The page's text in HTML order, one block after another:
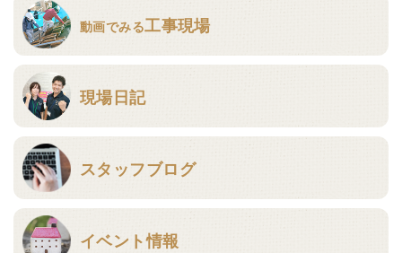
動画でみる工事現場
現場日記
スタッフブログ
イベント情報